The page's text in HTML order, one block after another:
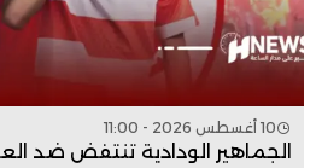
10 أغسطس 2026 - 11:00
الجماهير الودادية تنتفض ضد